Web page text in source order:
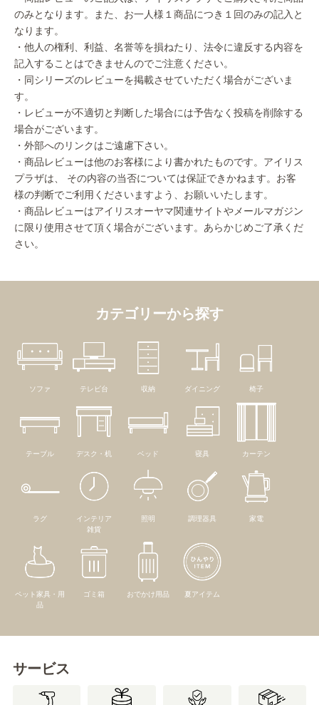
のみとなります。また、お一人様１商品につき１回のみの記入と
なります。
・他人の権利、利益、名誉等を損ねたり、法令に違反する内容を
記入することはできませんのでご注意ください。
・同シリーズのレビューを掲載させていただく場合がございま
す。
・レビューが不適切と判断した場合には予告なく投稿を削除する
場合がございます。
・外部へのリンクはご遠慮下さい。
・商品レビューは他のお客様により書かれたものです。アイリス
プラザは、 その内容の当否については保証できかねます。お客
様の判断でご利用くださいますよう、お願いいたします。
・商品レビューはアイリスオーヤマ関連サイトやメールマガジン
に限り使用させて頂く場合がございます。あらかじめご了承くだ
さい。
カテゴリーから探す
ソファ テレビ台 収納 ダイニング 椅子
テーブル デスク・机 ベッド 寝具 カーテン
ラグ
インテリア
雑貨
照明 調理器具 家電
ペット家具・用
品
ゴミ箱 おでかけ用品 夏アイテム
サービス